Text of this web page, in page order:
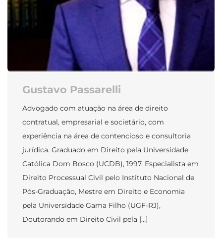
Gustavo Passarelli
Advogado com atuação na área de direito
contratual, empresarial e societário, com
experiência na área de contencioso e consultoria
jurídica. Graduado em Direito pela Universidade
Católica Dom Bosco (UCDB), 1997. Especialista em
Direito Processual Civil pelo Instituto Nacional de
Pós-Graduação, Mestre em Direito e Economia
pela Universidade Gama Filho (UGF-RJ),
Doutorando em Direito Civil pela […]